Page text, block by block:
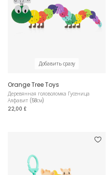
Добавить сразу
Orange Tree Toys
Деревянная головоломка Гусеница
Алфавит (58см)
22,00 £